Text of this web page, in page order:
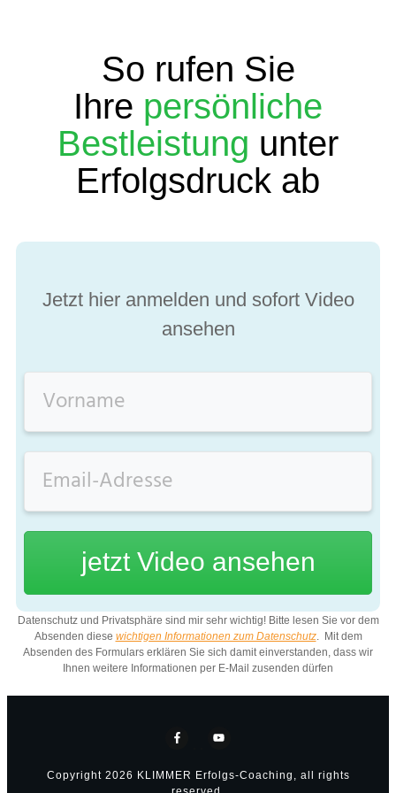
So rufen Sie
Ihre persönliche
Bestleistung unter
Erfolgsdruck ab
Jetzt hier anmelden und sofort Video
ansehen
jetzt Video ansehen
Datenschutz und Privatsphäre sind mir sehr wichtig! Bitte lesen Sie vor dem
Absenden diese wichtigen Informationen zum Datenschutz. Mit dem
Absenden des Formulars erklären Sie sich damit einverstanden, dass wir
Ihnen weitere Informationen per E-Mail zusenden dürfen
Copyright 2026 KLIMMER Erfolgs-Coaching , all rights